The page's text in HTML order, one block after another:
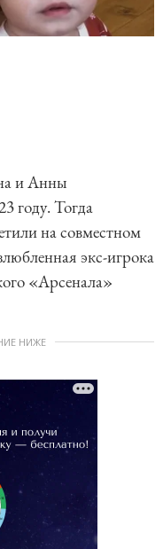
и Анны
году. Тогда
на совместном
экс-игрока
«Арсенала»
НИЖЕ